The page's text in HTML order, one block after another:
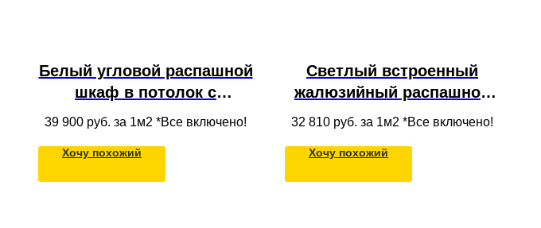
Белый угловой распашной
шкаф в потолок с
полками, ящиками и
стену вместительной
конструкции
39 900 руб. за 1м2 *Все включено!
Хочу похожий
Светлый встроенный
жалюзийный распашной
шкаф из МДФ в нишу под
32 810 руб. за 1м2 *Все включено!
Хочу похожий